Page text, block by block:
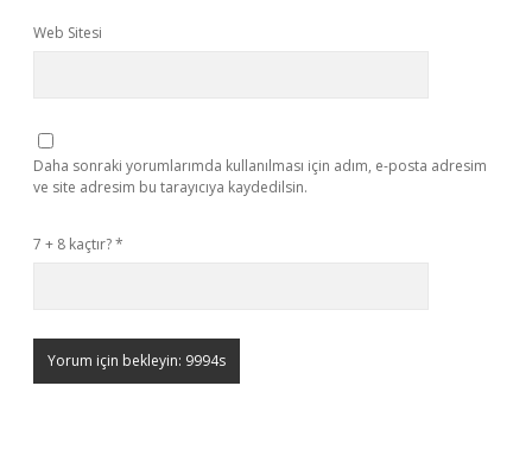
Web Sitesi
Daha sonraki yorumlarımda kullanılması için adım, e-posta adresim
ve site adresim bu tarayıcıya kaydedilsin.
7 + 8 kaçtır?*